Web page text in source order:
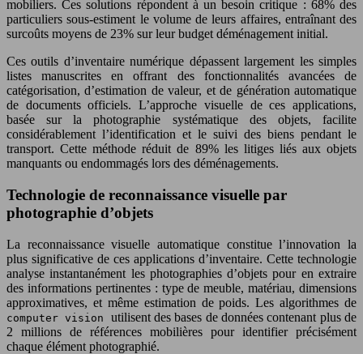
mobiliers. Ces solutions répondent à un besoin critique : 68% des
particuliers sous-estiment le volume de leurs affaires, entraînant des
surcoûts moyens de 23% sur leur budget déménagement initial.
Ces outils d’inventaire numérique dépassent largement les simples
listes manuscrites en offrant des fonctionnalités avancées de
catégorisation, d’estimation de valeur, et de génération automatique
de documents officiels. L’approche visuelle de ces applications,
basée sur la photographie systématique des objets, facilite
considérablement l’identification et le suivi des biens pendant le
transport. Cette méthode réduit de 89% les litiges liés aux objets
manquants ou endommagés lors des déménagements.
Technologie de reconnaissance visuelle par
photographie d’objets
La reconnaissance visuelle automatique constitue l’innovation la
plus significative de ces applications d’inventaire. Cette technologie
analyse instantanément les photographies d’objets pour en extraire
des informations pertinentes : type de meuble, matériau, dimensions
approximatives, et même estimation de poids. Les algorithmes de
computer vision utilisent des bases de données contenant plus de
2 millions de références mobilières pour identifier précisément
chaque élément photographié.